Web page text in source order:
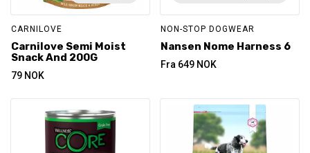
CARNILOVE
Carnilove Semi Moist
Snack And 200G
79 NOK
NON-STOP DOGWEAR
Nansen Nome Harness 6
Fra 649 NOK